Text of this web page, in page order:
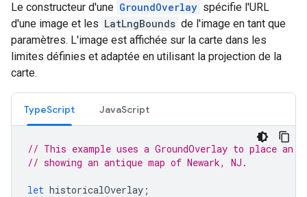
Le constructeur d'une GroundOverlay spécifie l'URL
d'une image et les LatLngBounds de l'image en tant que
paramètres. L'image est affichée sur la carte dans les
limites définies et adaptée en utilisant la projection de la
carte.
TypeScript JavaScript
// This example uses a GroundOverlay to place an
// showing an antique map of Newark, NJ.
let historicalOverlay ;